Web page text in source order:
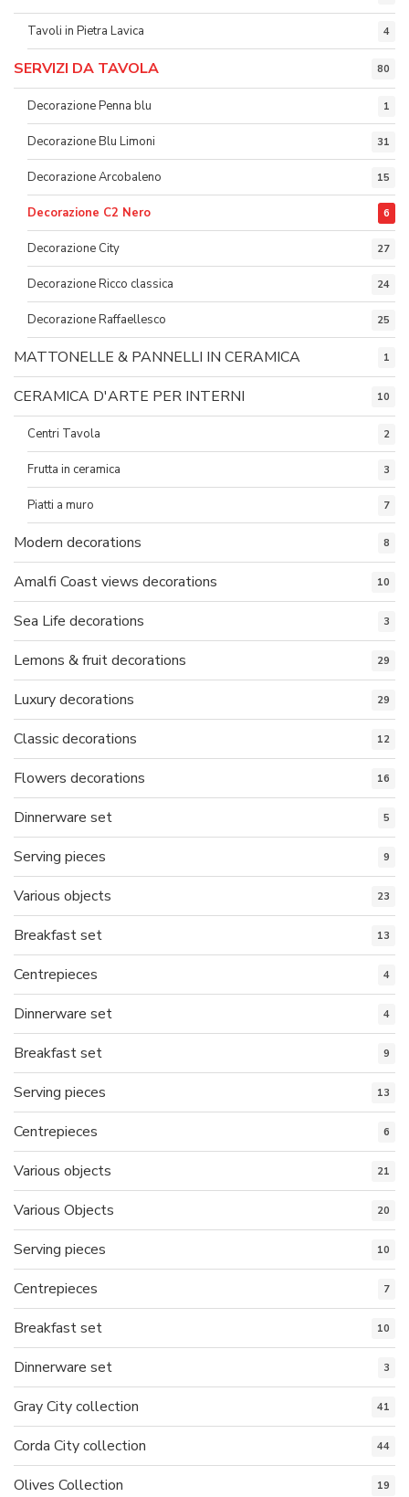
Tavoli in Pietra Lavica 4
SERVIZI DA TAVOLA 80
Decorazione Penna blu 1
Decorazione Blu Limoni 31
Decorazione Arcobaleno 15
Decorazione C2 Nero 6
Decorazione City 27
Decorazione Ricco classica 24
Decorazione Raffaellesco 25
MATTONELLE & PANNELLI IN CERAMICA 1
CERAMICA D'ARTE PER INTERNI 10
Centri Tavola 2
Frutta in ceramica 3
Piatti a muro 7
Modern decorations 8
Amalfi Coast views decorations 10
Sea Life decorations 3
Lemons & fruit decorations 29
Luxury decorations 29
Classic decorations 12
Flowers decorations 16
Dinnerware set 5
Serving pieces 9
Various objects 23
Breakfast set 13
Centrepieces 4
Dinnerware set 4
Breakfast set 9
Serving pieces 13
Centrepieces 6
Various objects 21
Various Objects 20
Serving pieces 10
Centrepieces 7
Breakfast set 10
Dinnerware set 3
Gray City collection 41
Corda City collection 44
Olives Collection 19